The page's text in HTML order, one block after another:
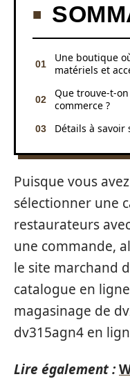
Une boutique
matériels et
Que trouve-t-
commerce ?
Détails à savoir
Puisque vous
sélectionner une
restaurateurs
une commande,
le site marchand
catalogue en
magasinage de
dv315agn4 en
Lire également :